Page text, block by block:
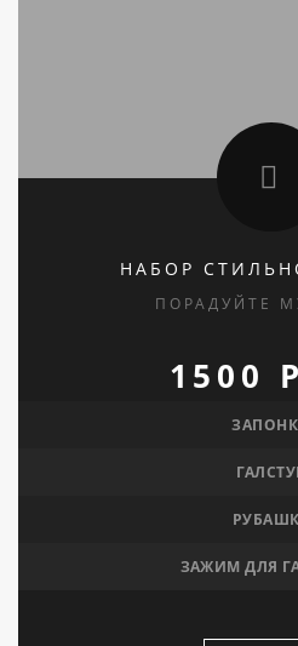
НАБОР
ПОРАДУЙТЕ
1500
ЗАЖИМ ДЛЯ